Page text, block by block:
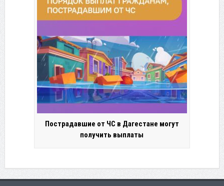
Пострадавшие от ЧС в Дагестане могут
получить выплаты